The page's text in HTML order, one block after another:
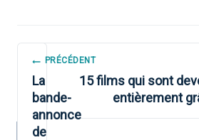
NAVIGATION
DE
L’ARTICLE
PRÉCÉDENT
La
bande-
annonce
de
15 films qui sont
entièrement